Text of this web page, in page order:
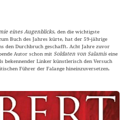
eines Augenblicks, den die wichtigste
Buch des Jahres kürte, hat der 59-jährige
den Durchbruch geschafft. Acht Jahre zuvor
Autor schon mit Soldaten von Salamis eine
bekennender Linker künstlerisch den Versuch
Führer der Falange hineinzuversetzen.